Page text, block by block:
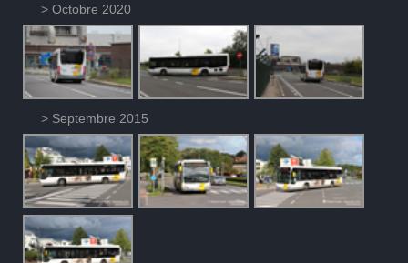
> Octobre 2020
> Septembre 2015